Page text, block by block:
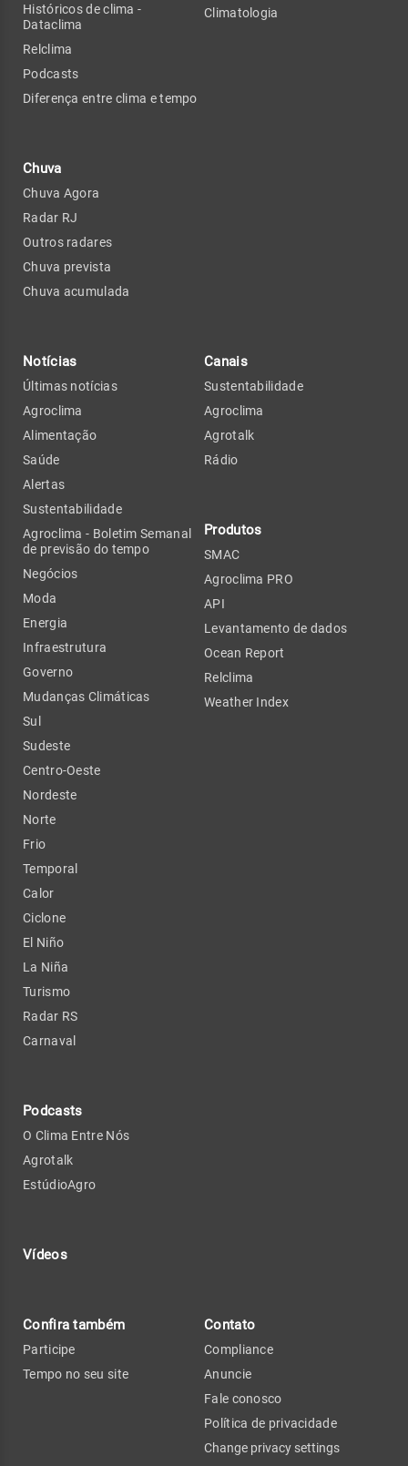
Históricos de clima -
Dataclima
Relclima
Podcasts
Diferença entre clima e tempo
Chuva
Chuva Agora
Radar RJ
Outros radares
Chuva prevista
Chuva acumulada
Climatologia
Notícias
Últimas notícias
Agroclima
Alimentação
Saúde
Alertas
Sustentabilidade
Agroclima - Boletim Semanal
de previsão do tempo
Negócios
Moda
Energia
Infraestrutura
Governo
Mudanças Climáticas
Sul
Sudeste
Centro-Oeste
Nordeste
Norte
Frio
Temporal
Calor
Ciclone
El Niño
La Niña
Turismo
Radar RS
Carnaval
Podcasts
O Clima Entre Nós
Agrotalk
EstúdioAgro
Vídeos
Canais
Sustentabilidade
Agroclima
Agrotalk
Rádio
Produtos
SMAC
Agroclima PRO
API
Levantamento de dados
Ocean Report
Relclima
Weather Index
Confira também
Participe
Tempo no seu site
Contato
Compliance
Anuncie
Fale conosco
Política de privacidade
Change privacy settings